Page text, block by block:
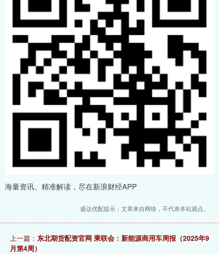
海量资讯、精准解读，尽在新浪财经APP
盛达优配提示：文章来自网络，不代表本站观点。
上一篇： 东北期货配资官网 乘联会：新能源商用车周报（2025年9
月第4周）